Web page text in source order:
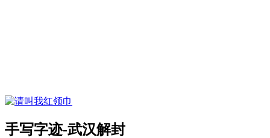
手写字迹-武汉解封